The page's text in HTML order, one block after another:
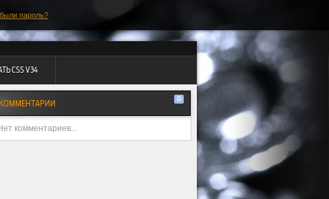
пароль?
CSS V34
0
комментариев...